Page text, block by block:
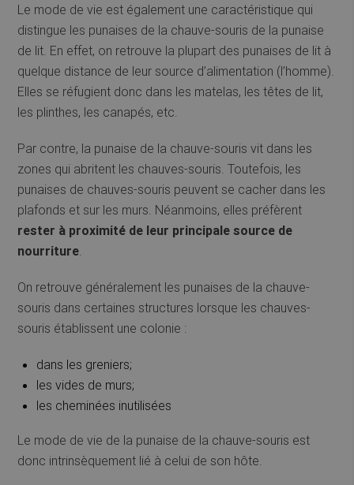
Le mode de vie est également une caractéristique qui
distingue les punaises de la chauve-souris de la punaise
de lit. En effet, on retrouve la plupart des punaises de lit à
quelque distance de leur source d’alimentation (l’homme).
Elles se réfugient donc dans les matelas, les têtes de lit,
les plinthes, les canapés, etc.
Par contre, la punaise de la chauve-souris vit dans les
zones qui abritent les chauves-souris. Toutefois, les
punaises de chauves-souris peuvent se cacher dans les
plafonds et sur les murs. Néanmoins, elles préfèrent
rester à proximité de leur principale source de
nourriture
On retrouve généralement les punaises de la chauve-
souris dans certaines structures lorsque les chauves-
souris établissent une colonie :
dans les greniers;
les vides de murs;
les cheminées inutilisées
Le mode de vie de la punaise de la chauve-souris est
donc intrinsèquement lié à celui de son hôte.